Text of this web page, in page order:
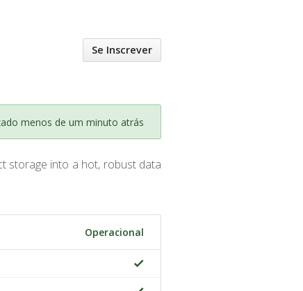
Se Inscrever
menos de um minuto atrás
storage into a hot, robust data
Operacional